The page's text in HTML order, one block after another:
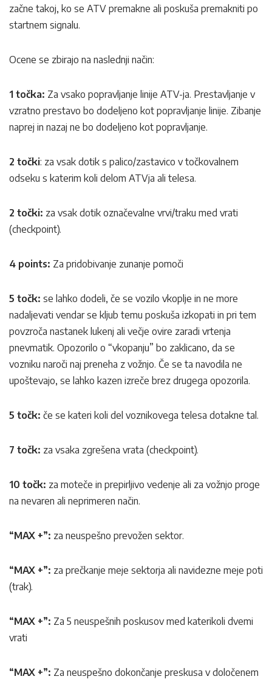
začne takoj, ko se ATV premakne ali poskuša premakniti po
startnem signalu.
Ocene se zbirajo na naslednji način:
1 točka: Za vsako popravljanje linije ATV-ja. Prestavljanje v
vzratno prestavo bo dodeljeno kot popravljanje linije. Zibanje
naprej in nazaj ne bo dodeljeno kot popravljanje.
2 točki: za vsak dotik s palico/zastavico v točkovalnem
odseku s katerim koli delom ATVja ali telesa.
2 točki: za vsak dotik označevalne vrvi/traku med vrati
(checkpoint).
4 points: Za pridobivanje zunanje pomoči
5 točk: se lahko dodeli, če se vozilo vkoplje in ne more
nadaljevati vendar se kljub temu poskuša izkopati in pri tem
povzroča nastanek lukenj ali večje ovire zaradi vrtenja
pnevmatik. Opozorilo o “vkopanju” bo zaklicano, da se
vozniku naroči naj preneha z vožnjo. Če se ta navodila ne
upoštevajo, se lahko kazen izreče brez drugega opozorila.
5 točk: če se kateri koli del voznikovega telesa dotakne tal.
7 točk: za vsaka zgrešena vrata (checkpoint).
10 točk: za moteče in prepirljivo vedenje ali za vožnjo proge
na nevaren ali neprimeren način.
“MAX +”: za neuspešno prevožen sektor.
“MAX +”: za prečkanje meje sektorja ali navidezne meje poti
(trak).
“MAX +”: Za 5 neuspešnih poskusov med katerikoli dvemi
vrati
“MAX +”: Za neuspešno dokončanje preskusa v določenem